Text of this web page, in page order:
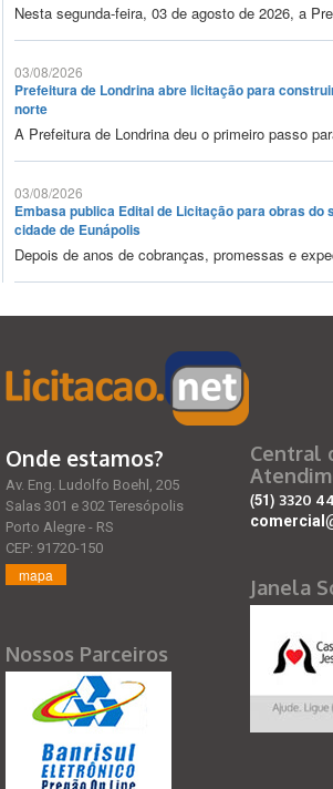
Nesta segunda-feira, 03 de agosto de 2026, a
03/08/2026
Prefeitura de Londrina abre licitação para
norte
A Prefeitura de Londrina deu o primeiro passo
03/08/2026
Embasa publica Edital de Licitação para obras do
cidade de Eunápolis
Depois de anos de cobranças, promessas e
Onde estamos?
Av. Eng. Ludolfo Boehl, 205
Salas 301 e 302 Teresópolis
Porto Alegre - RS
CEP: 91720-150
mapa
Nossos Parceiros
Central
(51) 3320
Janela